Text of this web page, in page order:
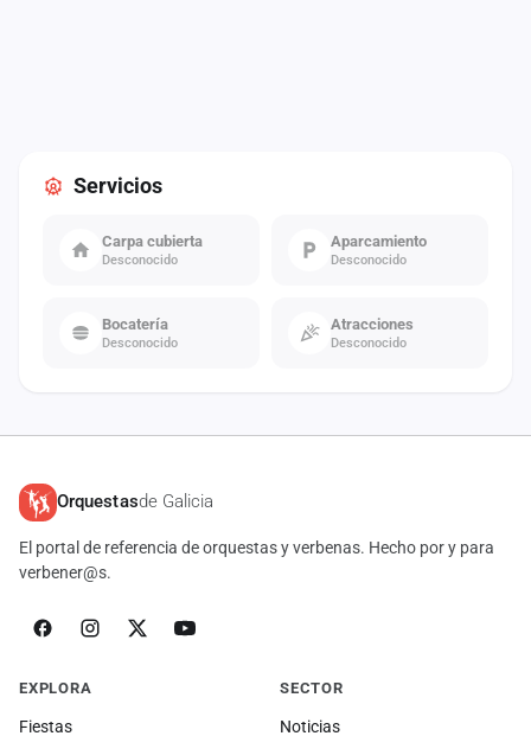
Servicios
Carpa cubierta
Desconocido
Aparcamiento
Desconocido
Bocatería
Desconocido
Atracciones
Desconocido
Orquestasde Galicia
El portal de referencia de orquestas y verbenas. Hecho por y para
verbener@s.
EXPLORA
Fiestas
SECTOR
Noticias